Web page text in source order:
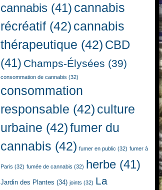
cannabis (41) cannabis
récréatif (42) cannabis
thérapeutique (42) CBD
(41) Champs-Élysées (39)
consommation de cannabis (32)
consommation
responsable (42) culture
urbaine (42)fumer du
cannabis (42) fumer en public (32) fumer à
Paris (32) fumée de cannabis (32) herbe (41)
Jardin des Plantes (34) joints (32) La